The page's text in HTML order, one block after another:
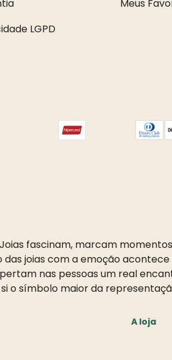
LGPD
Meus
Joias fascinam, marcam
das joias com a emoção
nas pessoas um real
si o símbolo maior da
A loja